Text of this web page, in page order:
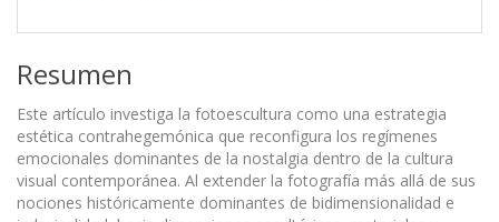
Resumen
Este artículo investiga la fotoescultura como una estrategia
estética contrahegemónica que reconfigura los regímenes
emocionales dominantes de la nostalgia dentro de la cultura
visual contemporánea. Al extender la fotografía más allá de sus
nociones históricamente dominantes de bidimensionalidad e